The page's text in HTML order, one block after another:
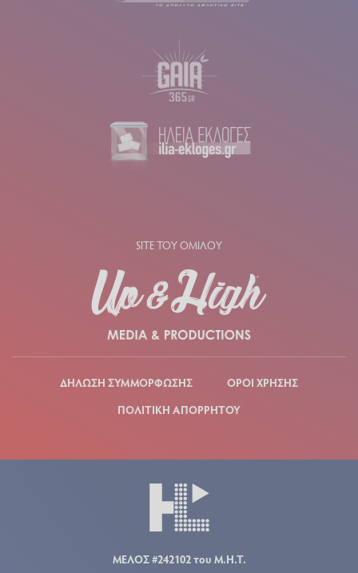
SITE ΤΟΥ ΟΜΙΛΟΥ
ΔΗΛΩΣΗ ΣΥΜΜΟΡΦΩΣΗΣ
ΟΡΟΙ ΧΡΗΣΗΣ
ΠΟΛΙΤΙΚΗ ΑΠΟΡΡΗΤΟΥ
ΜΕΛΟΣ #242102 του Μ.Η.Τ.